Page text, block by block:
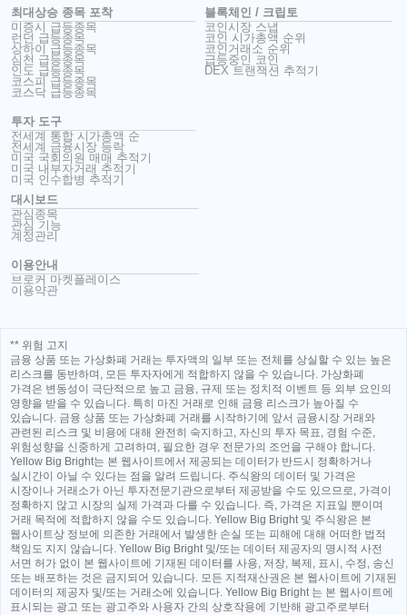
최대상승 종목 포착
미증시 급등종목
런던 급등종목
상하이 급등종목
심천 급등종목
인도 급등종목
코스피 급등종목
코스닥 급등종목
투자 도구
전세계 통합 시가총액 순
전세계 금융시장 등락
미국 국회의원 매매 추적기
미국 내부자거래 추적기
미국 인수합병 추적기
블록체인 / 크립토
코인시장 스냅
코인 시가총액 순위
코인거래소 순위
급등중인 코인
DEX 트랜잭션 추적기
대시보드
관심종목
관심 기능
계정관리
이용안내
브로커 마켓플레이스
이용약관
** 위험 고지
금융 상품 또는 가상화폐 거래는 투자액의 일부 또는 전체를 상실할 수 있는 높은
리스크를 동반하며, 모든 투자자에게 적합하지 않을 수 있습니다. 가상화폐
가격은 변동성이 극단적으로 높고 금융, 규제 또는 정치적 이벤트 등 외부 요인의
영향을 받을 수 있습니다. 특히 마진 거래로 인해 금융 리스크가 높아질 수
있습니다. 금융 상품 또는 가상화폐 거래를 시작하기에 앞서 금융시장 거래와
관련된 리스크 및 비용에 대해 완전히 숙지하고, 자신의 투자 목표, 경험 수준,
위험성향을 신중하게 고려하며, 필요한 경우 전문가의 조언을 구해야 합니다.
Yellow Big Bright는 본 웹사이트에서 제공되는 데이터가 반드시 정확하거나
실시간이 아닐 수 있다는 점을 알려 드립니다. 주식왕의 데이터 및 가격은
시장이나 거래소가 아닌 투자전문기관으로부터 제공받을 수도 있으므로, 가격이
정확하지 않고 시장의 실제 가격과 다를 수 있습니다. 즉, 가격은 지표일 뿐이며
거래 목적에 적합하지 않을 수도 있습니다. Yellow Big Bright 및 주식왕은 본
웹사이트상 정보에 의존한 거래에서 발생한 손실 또는 피해에 대해 어떠한 법적
책임도 지지 않습니다. Yellow Big Bright 및/또는 데이터 제공자의 명시적 사전
서면 허가 없이 본 웹사이트에 기재된 데이터를 사용, 저장, 복제, 표시, 수정, 송신
또는 배포하는 것은 금지되어 있습니다. 모든 지적재산권은 본 웹사이트에 기재된
데이터의 제공자 및/또는 거래소에 있습니다. Yellow Big Bright 는 본 웹사이트에
표시되는 광고 또는 광고주와 사용자 간의 상호작용에 기반해 광고주로부터